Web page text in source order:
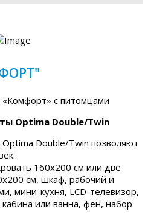
с питомцами
Optima Double/Twin
Double/Twin позволяют
160х200 см или две
см, шкаф, рабочий и
мини-кухня, LCD-телевизор,
или ванна, фен, набор